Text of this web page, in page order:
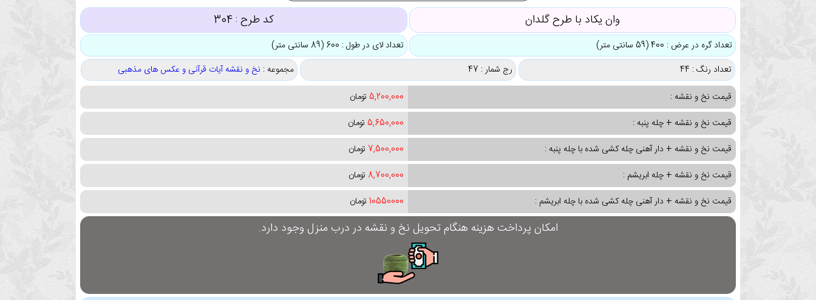
وان یکاد با طرح گلدان کد طرح :304
تعداد گره در عرض : 400 (59 سانتی متر)
تعداد لای در طول : 600 (89 سانتی متر)
تعداد رنگ : 44
رج شمار : 47 مجموعه : نخ و نقشه آیات قرآنی و عکس های مذهبی
قیمت نخ و نقشه :
5,200,000 تومان
قیمت نخ و نقشه + چله پنبه :
5,650,000 تومان
قیمت نخ و نقشه + دار آهنی چله کشی شده با چله پنبه :
7,500,000 تومان
قیمت نخ و نقشه + چله ابریشم :
8,700,000 تومان
قیمت نخ و نقشه + دار آهنی چله کشی شده با چله ابریشم :
10550000 تومان
امکان پرداخت هزینه هنگام تحویل نخ و نقشه در درب منزل وجود دارد.